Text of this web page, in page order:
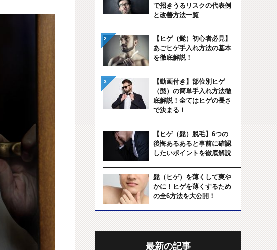
で招きうるリスクの代表例
と改善方法一覧
【ヒゲ（髭）初心者必見】
あごヒゲ手入れ方法の基本
を徹底解説！
【動画付き】部位別ヒゲ
（髭）の簡単手入れ方法徹
底解説！全てはヒゲの長さ
で決まる！
【ヒゲ（髭）脱毛】6つの
後悔あるあると事前に確認
したいポイントを徹底解説
髭（ヒゲ）を薄くして爽や
かに！ヒゲを薄くするため
の全6方法を大公開！
最新の記事